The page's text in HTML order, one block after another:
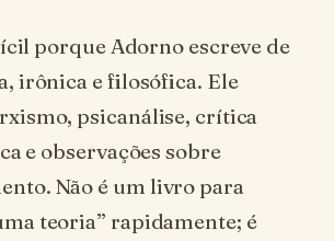
porque Adorno escreve de
irônica e filosófica. Ele
psicanálise, crítica
e observações sobre
Não é um livro para
teoria” rapidamente; é